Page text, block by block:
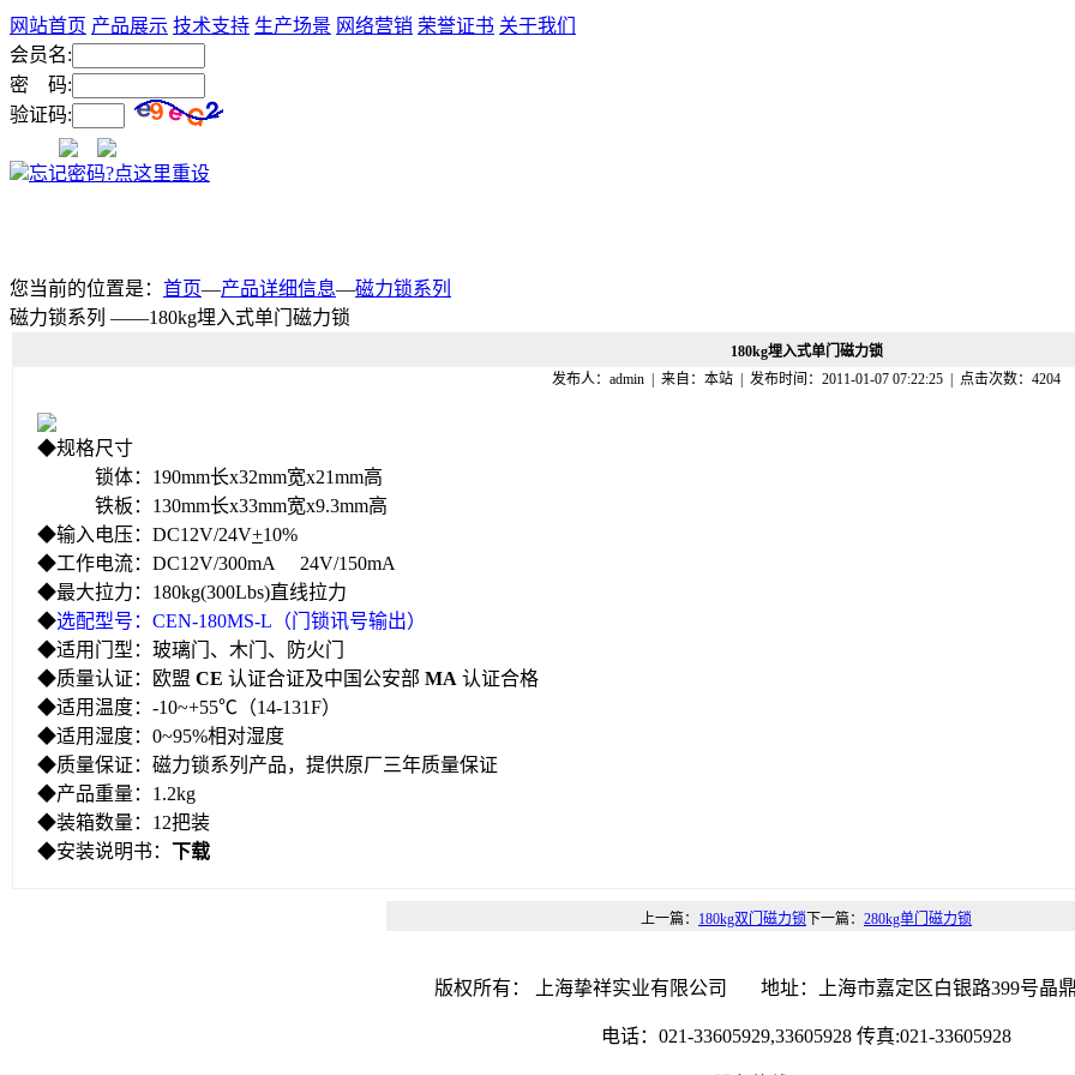
网站首页 产品展示 技术支持 生产场景 网络营销 荣誉证书 关于我们
会员名:
密 码:
验证码:
忘记密码?点这里重设
您当前的位置是： 首页—产品详细信息—磁力锁系列
磁力锁系列 ——180kg埋入式单门磁力锁
180kg埋入式单门磁力锁
发布人：admin | 来自：本站 | 发布时间： 2011-01-07 07:22:25 | 点击次数： 4204
◆规格尺寸
锁体：190mm长x32mm宽x21mm高
铁板：130mm长x33mm宽x9.3mm高
◆输入电压：DC12V/24V+10%
◆工作电流：DC12V/300mA 24V/150mA
◆最大拉力：180kg(300Lbs)直线拉力
◆选配型号：CEN-180MS-L（门锁讯号输出）
◆适用门型：玻璃门、木门、防火门
◆质量认证：欧盟 CE 认证合证及中国公安部 MA 认证合格
◆适用温度：-10~+55℃（14-131F）
◆适用湿度：0~95%相对湿度
◆质量保证：磁力锁系列产品，提供原厂三年质量保证
◆产品重量：1.2kg
◆装箱数量：12把装
◆安装说明书： 下载
上一篇： 180kg双门磁力锁下一篇： 280kg单门磁力锁
版权所有： 上海挚祥实业有限公司 地址：上海市嘉定区白银路399号晶鼎
电话：021-33605929,33605928 传真:021-33605928